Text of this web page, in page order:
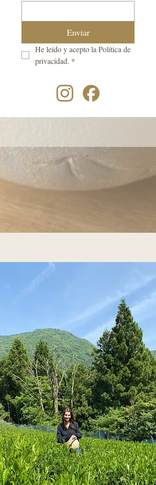
Enviar
He leído y acepto la Política de
privacidad. *